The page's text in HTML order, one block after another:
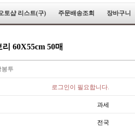
토샵 리스트(구) 주문배송조회 장바구니
60X55cm 50매
투
로그인이 필요합니다.
과세
전국